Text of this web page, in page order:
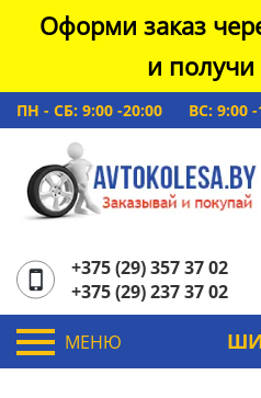
Оформи заказ
и получи
ПН - СБ: 9:00 -20:00 ВС: 9:00
+375 (29) 357 37 02
+375 (29) 237 37 02
МЕНЮ